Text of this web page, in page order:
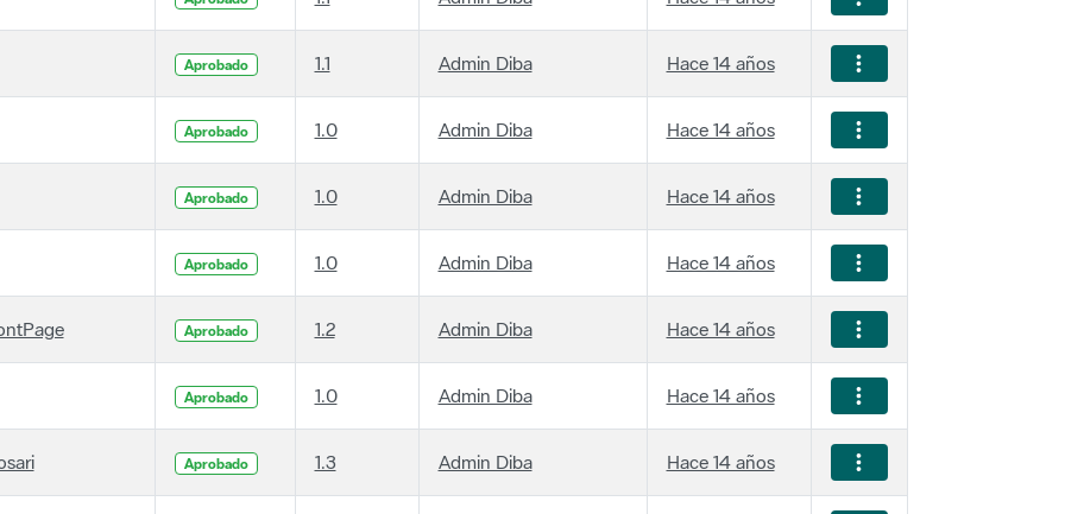
1.1 Admin Diba Hace 14 años
Aprobado 1.0 Admin Diba Hace 14 años
1.0 Admin Diba Hace 14 años
Aprobado 1.0 Admin Diba Hace 14 años
1.2 Admin Diba Hace 14 años
Aprobado 1.0 Admin Diba Hace 14 años
1.3 Admin Diba Hace 14 años
Aprobado 1.0 Admin Diba Hace 14 años